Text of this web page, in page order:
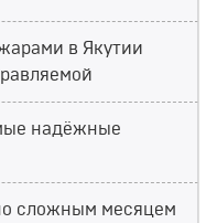
в Якутии
надёжные
сложным месяцем